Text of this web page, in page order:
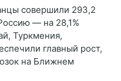
совершили 293,2
— на 28,1%
Туркмения,
главный рост,
на Ближнем